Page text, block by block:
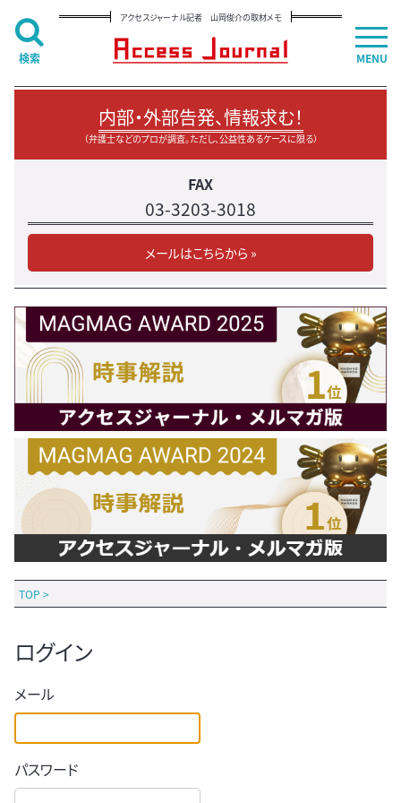
アクセスジャーナル記者 山岡俊介の取材メモ
内部・外部告発、情報求む！
（弁護士などのプロが調査。ただし、公益性あるケースに限る）
FAX
03-3203-3018
メールはこちらから »
TOP >
ログイン
メール
パスワード
MENU
検索